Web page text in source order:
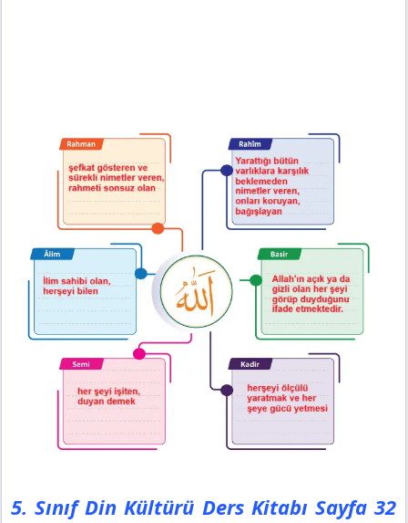
5. Sınıf Din Kültürü Ders Kitabı Sayfa 32